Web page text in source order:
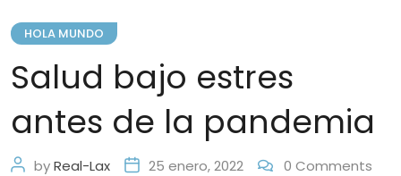
HOLA MUNDO
Salud bajo estres
antes de la pandemia
byReal-Lax 25 enero, 2022 0 Comments